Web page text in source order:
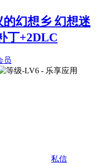
幻想乡 幻想迷
丁+2DLC
私信